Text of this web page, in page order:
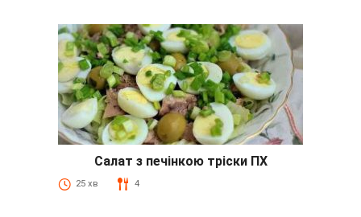
Салат з печінкою тріски ПХ
25 хв 4